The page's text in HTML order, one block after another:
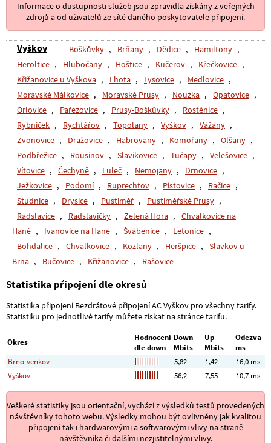
Informace o dustupnosti služeb jsou zpravidla získány z veřejných
zdrojů a od uživatelů ze sítě daného poskytovatele připojení.
Vyškov Boškůvky , Brňany , Dědice , Hamiltony ,
Heroltice , Hlubočany , Hoštice , Kučerov , Křečkovice ,
Křižanovice u Vyškova , Lhota , Lysovice , Medlovice ,
Moravské Málkovice , Moravské Prusy , Nouzka , Opatovice ,
Orlovice , Pařezovice , Prusy-Boškůvky , Rostěnice ,
Rybníček , Rychtářov , Topolany , Vyškov , Vážany ,
Zvonovice , Dražovice , Habrovany , Komořany , Olšany ,
Podbřežice , Rousínov , Slavíkovice , Tučapy , Velešovice ,
Vítovice , Čechyně , Luleč , Nemojany , Drnovice ,
Ježkovice , Podomí , Ruprechtov , Pístovice , Račice ,
Studnice , Drysice , Pustiměř , Pustiměřské Prusy ,
Radslavice , Radslavičky , Zelená Hora ,
Chvalkovice na
Hané , Ivanovice na Hané , Švábenice , Letonice ,
Bohdalice , Chvalkovice , Kozlany , Heršpice ,
Slavkov u
Brna , Bučovice , Křižanovice , Rašovice
Statistika připojení dle okresů
Statistika připojení Bezdrátové připojení AC Vyškov pro všechny tarify.
Statistiku pro jednotlivé tarify můžete získat na stránce tarifu.
Okres
Hodnocení
dle down
Down
Mbits
Up
Mbits
Odezva
ms
Brno-venkov
5,82 1,42
16,0 ms
Vyškov
56,2 7,55 10,7 ms
Veškeré statistiky jsou orientační, vychází z výsledků testů provedených
návštěvníky tohoto webu. Výsledky mohou být ovlivněny jak kvalitou
připojení tak i hardwarovými a softwarovými vlivy na straně
návštěvníka či dalšími nezjistitelnými vlivy.